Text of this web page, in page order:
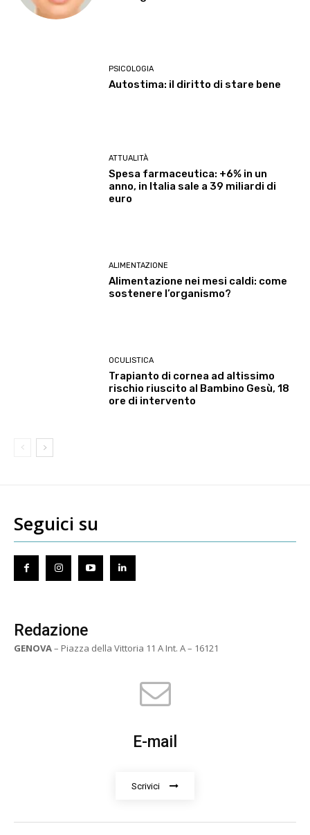
PSICOLOGIA
Autostima: il diritto di stare bene
ATTUALITÀ
Spesa farmaceutica: +6% in un
anno, in Italia sale a 39 miliardi di
euro
ALIMENTAZIONE
Alimentazione nei mesi caldi: come
sostenere l’organismo?
OCULISTICA
Trapianto di cornea ad altissimo
rischio riuscito al Bambino Gesù, 18
ore di intervento
Seguici su
Redazione
GENOVA– Piazza della Vittoria 11 A Int. A – 16121
E-mail
Scrivici